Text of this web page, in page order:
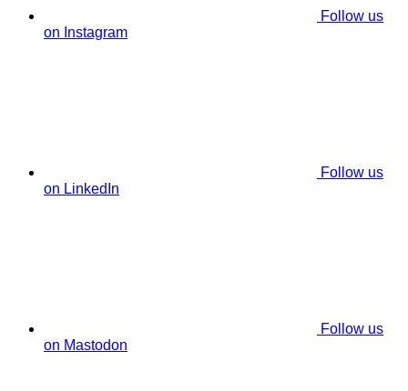
Follow us
on Instagram
Follow us
on LinkedIn
Follow us
on Mastodon